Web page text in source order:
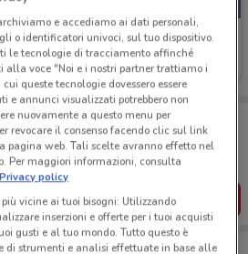
4.3 km
sempre con te!
migliori offerte dei negozi vicino a te,
la tua lista del risparmio, comodamente
SCARICA L’APP
e accediamo ai dati personali,
o identificatori univoci, sul tuo dispositivo.
le tecnologie di tracciamento affinché
alla voce "Noi e i nostri partner trattiamo i
queste tecnologie dovessero essere
e annunci visualizzati potrebbero non
nuovamente a questo menu per
revocare il consenso facendo clic sul link
pagina web. Tali scelte avranno effetto nel
Per maggiori informazioni, consulta
Privacy policy
vicine ai tuoi bisogni: Utilizzando
inserzioni e offerte per i tuoi acquisti
gusti e al tuo mondo. Tutto questo è
di strumenti e analisi effettuate in base alle